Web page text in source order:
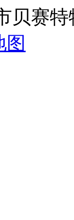
贝赛
图